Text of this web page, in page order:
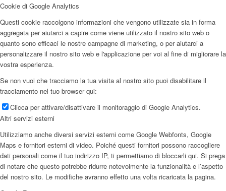
Cookie di Google Analytics
Questi cookie raccolgono informazioni che vengono utilizzate sia in forma
aggregata per aiutarci a capire come viene utilizzato il nostro sito web o
quanto sono efficaci le nostre campagne di marketing, o per aiutarci a
personalizzare il nostro sito web e l'applicazione per voi al fine di migliorare la
vostra esperienza.
Se non vuoi che tracciamo la tua visita al nostro sito puoi disabilitare il
tracciamento nel tuo browser qui:
Clicca per attivare/disattivare il monitoraggio di Google Analytics.
Altri servizi esterni
Utilizziamo anche diversi servizi esterni come Google Webfonts, Google
Maps e fornitori esterni di video. Poiché questi fornitori possono raccogliere
dati personali come il tuo indirizzo IP, ti permettiamo di bloccarli qui. Si prega
di notare che questo potrebbe ridurre notevolmente la funzionalità e l’aspetto
del nostro sito. Le modifiche avranno effetto una volta ricaricata la pagina.